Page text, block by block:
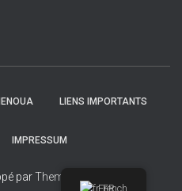
LIENS IMPORTANTS
IMPRESSUM
parThemeIsle
French